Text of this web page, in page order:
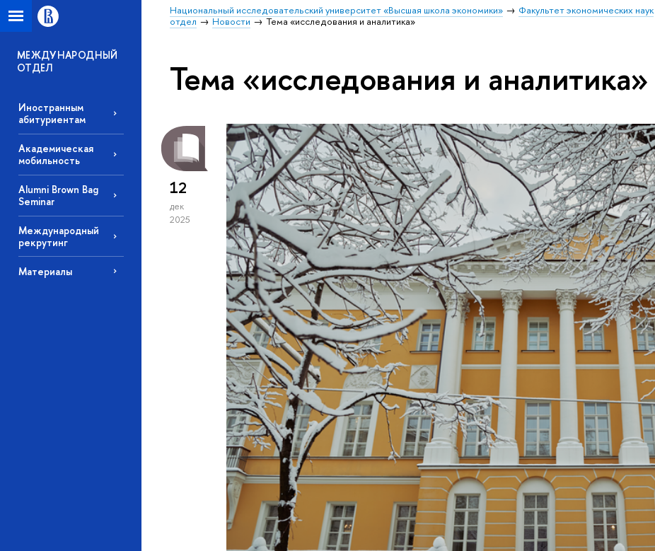
Национальный исследовательский университет «Высшая школа экономики» Факультет экономических наук
отдел
Новости Тема «исследования и аналитика»
МЕЖДУНАРОДНЫЙ
ОТДЕЛ
Иностранным
абитуриентам
Академическая
мобильность
Alumni Brown Bag
Seminar
Международный
рекрутинг
Материалы
Тема «исследования и аналитика»
12
дек
2025